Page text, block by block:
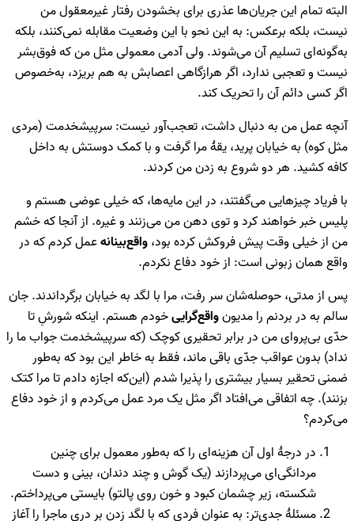
البته تمام این جریان‌ها عذری برای بخشودن رفتار غیرمعقول من
نیست، بلکه برعکس: به این نحو با این وضعیت مقابله نمی‌کنند، بلکه
به‌گونه‌ای تسلیم آن می‌شوند. ولی آدمی معمولی مثل من که فوق‌بشر
نیست و تعجبی ندارد، اگر هرازگاهی اعصابش به هم بریزد، به‌خصوص
اگر کسی دائم آن را تحریک کند.
آنچه عمل من به دنبال داشت، تعجب‌آور نیست: سرپیشخدمت (مردی
مثل کوه) به خیابان پرید، یقۀ مرا گرفت و با کمک دوستش به داخل
کافه کشید. هر دو شروع به زدن من کردند.
با فریاد چیزهایی می‌گفتند، در این مایه‌ها، که خیلی عوضی هستم و
پلیس خبر خواهند کرد و توی دهن من می‌زنند و غیره. از آنجا که خشم
من از خیلی وقت پیش فروکش کرده بود،واقع‌بینانهعمل کردم که در
واقع همان زبونی است: از خود دفاع نکردم.
پس از مدتی، حوصله‌شان سر رفت، مرا با لگد به خیابان برگرداندند. جان
سالم به در بردنم را مدیونواقع‌گراییخودم هستم. اینکه شورشِ تا
حدّی بی‌پروای من در برابر تحقیری کوچک (که سرپیشخدمت جواب ما را
نداد) بدون عواقب جدّی باقی ماند، فقط به خاطر این بود که به‌طور
ضمنی تحقیر بسیار بیشتری را پذیرا شدم (این‌که اجازه دادم تا مرا کتک
بزنند). چه اتفاقی می‌افتاد اگر مثل یک مرد عمل می‌کردم و از خود دفاع
می‌کردم؟
در درجۀ اول آن هزینه‌ای را که به‌طور معمول برای چنین
مردانگی‌ای می‌پردازند (یک گوش و چند دندان، بینی و دست
شکسته، زیر چشمان کبود و خون روی پالتو) بایستی می‌پرداختم.
مسئلۀ جدی‌تر: به عنوان فردی که با لگد زدن بر دری ماجرا را آغاز